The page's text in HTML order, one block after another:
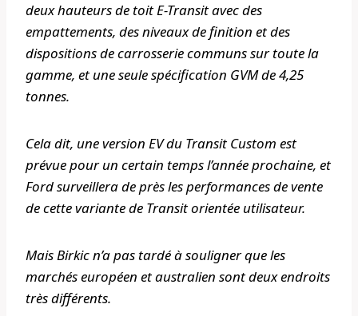
deux hauteurs de toit E-Transit avec des
empattements, des niveaux de finition et des
dispositions de carrosserie communs sur toute la
gamme, et une seule spécification GVM de 4,25
tonnes.
Cela dit, une version EV du Transit Custom est
prévue pour un certain temps l’année prochaine, et
Ford surveillera de près les performances de vente
de cette variante de Transit orientée utilisateur.
Mais Birkic n’a pas tardé à souligner que les
marchés européen et australien sont deux endroits
très différents.